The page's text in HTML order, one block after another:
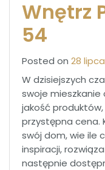
Wnętrz
54
Posted on 28
W dzisiejszych
swoje mieszkanie
jakość
przystępna cena.
swój dom, wie ile
inspiracji,
następnie